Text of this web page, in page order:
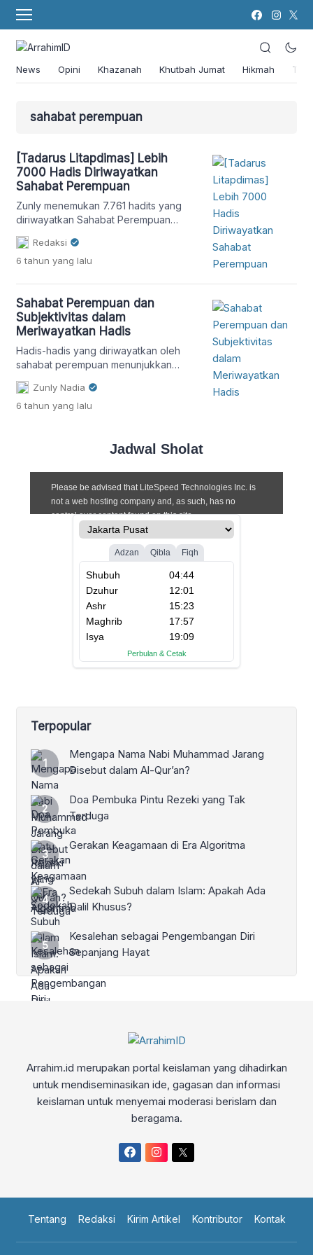
News Opini Khazanah Khutbah Jumat Hikmah
sahabat perempuan
[Tadarus Litapdimas] Lebih
7000 Hadis Diriwayatkan
Sahabat Perempuan
Zunly menemukan 7.761 hadits yang
diriwayatkan Sahabat Perempuan
dalam kitab hadits.
Redaksi
6 tahun yang lalu
Sahabat Perempuan dan
Subjektivitas dalam
Meriwayatkan Hadis
Hadis-hadis yang diriwayatkan oleh
sahabat perempuan menunjukkan
keterlibatan perempuan dalam
berbagai ruang publik
Zunly Nadia
6 tahun yang lalu
Jadwal Sholat
Terpopular
Mengapa Nama Nabi Muhammad Jarang
Disebut dalam Al-Qur’an?
Doa Pembuka Pintu Rezeki yang Tak
Terduga
Gerakan Keagamaan di Era Algoritma
Sedekah Subuh dalam Islam: Apakah Ada
Dalil Khusus?
Kesalehan sebagai Pengembangan Diri
Sepanjang Hayat
Arrahim.id merupakan portal keislaman yang dihadirkan
untuk mendiseminasikan ide, gagasan dan informasi
keislaman untuk menyemai moderasi berislam dan
beragama.
Tentang Redaksi Kirim Artikel Kontributor Kontak